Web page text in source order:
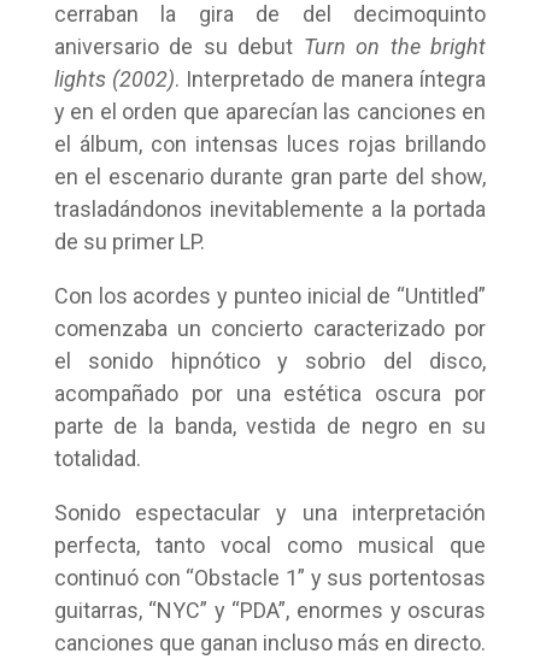
cerraban la gira de del decimoquinto
aniversario de su debut Turn on the bright
lights (2002). Interpretado de manera íntegra
y en el orden que aparecían las canciones en
el álbum, con intensas luces rojas brillando
en el escenario durante gran parte del show,
trasladándonos inevitablemente a la portada
de su primer LP.
Con los acordes y punteo inicial de “Untitled”
comenzaba un concierto caracterizado por
el sonido hipnótico y sobrio del disco,
acompañado por una estética oscura por
parte de la banda, vestida de negro en su
totalidad.
Sonido espectacular y una interpretación
perfecta, tanto vocal como musical que
continuó con “Obstacle 1” y sus portentosas
guitarras, “NYC” y “PDA”, enormes y oscuras
canciones que ganan incluso más en directo.